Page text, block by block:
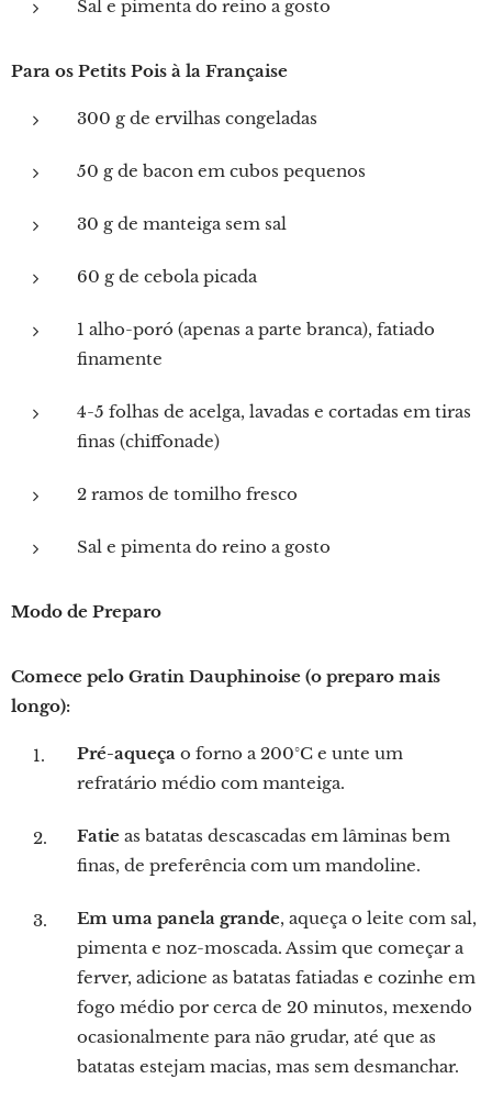
Sal e pimenta do reino a gosto
Para os Petits Pois à la Française
300 g de ervilhas congeladas
50 g de bacon em cubos pequenos
30 g de manteiga sem sal
60 g de cebola picada
1 alho-poró (apenas a parte branca), fatiado
finamente
4-5 folhas de acelga, lavadas e cortadas em tiras
finas (chiffonade)
2 ramos de tomilho fresco
Sal e pimenta do reino a gosto
Modo de Preparo
Comece pelo Gratin Dauphinoise (o preparo mais
longo):
Pré-aqueça o forno a 200°C e unte um
refratário médio com manteiga.
Fatie as batatas descascadas em lâminas bem
finas, de preferência com um mandoline.
Em uma panela grande, aqueça o leite com sal,
pimenta e noz-moscada. Assim que começar a
ferver, adicione as batatas fatiadas e cozinhe em
fogo médio por cerca de 20 minutos, mexendo
ocasionalmente para não grudar, até que as
batatas estejam macias, mas sem desmanchar.